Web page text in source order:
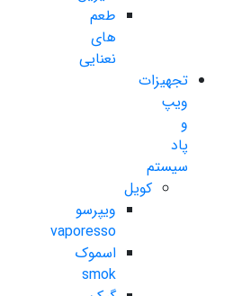
طعم
های
نعنایی
تجهیزات
ویپ
و
پاد
سیستم
کویل
ویپرسو
vaporesso
اسموک
smok